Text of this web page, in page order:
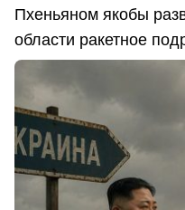
Пхеньяном якобы
области ракетное